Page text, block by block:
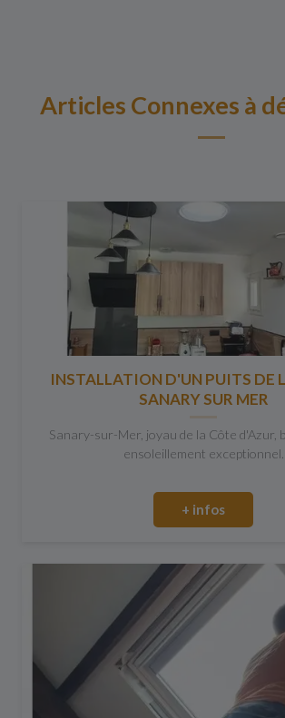
Articles Connexes à
INSTALLATION D'UN PUITS DE
SANARY SUR MER
Sanary-sur-Mer, joyau de la Côte d'Azur,
ensoleillement exceptionnel.
+ infos